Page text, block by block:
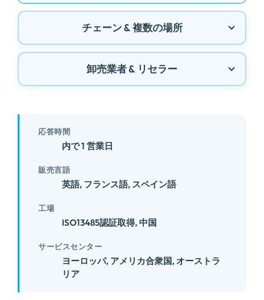
チェーン & 複数の場所
卸売業者 & リセラー
応答時間
内で 1 営業日
販売言語
英語, フランス語, スペイン語
工場
ISO13485認証取得, 中国
サービスセンター
ヨーロッパ, アメリカ合衆国, オーストラ
リア